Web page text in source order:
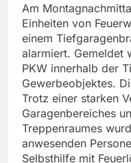
Am
Einheiten von
einem
alarmiert. Gemeldet
PKW innerhalb der
Gewerbeobjektes.
Trotz einer starken
Garagenbereiches
Treppenraumes
anwesenden
Selbsthilfe mit